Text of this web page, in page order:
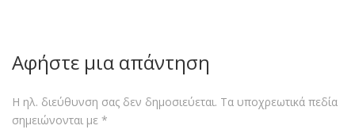
Αφήστε μια απάντηση
Η ηλ. διεύθυνση σας δεν δημοσιεύεται. Τα υποχρεωτικά πεδία
σημειώνονται με *